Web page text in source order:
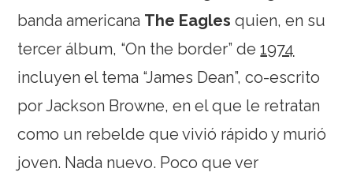
banda americana The Eaglesquien, en su
tercer álbum, “On the border” de1974
incluyen el tema “James Dean”, co-escrito
por Jackson Browne, en el que le retratan
como un rebelde que vivió rápido y murió
joven. Nada nuevo. Poco que ver